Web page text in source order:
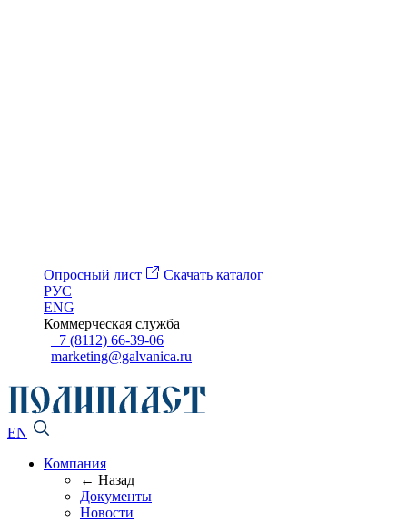
Опросный лист
Скачать каталог
РУС
ENG
Коммерческая служба
+7 (8112) 66-39-06
marketing@galvanica.ru
EN
Компания
← Назад
Документы
Новости